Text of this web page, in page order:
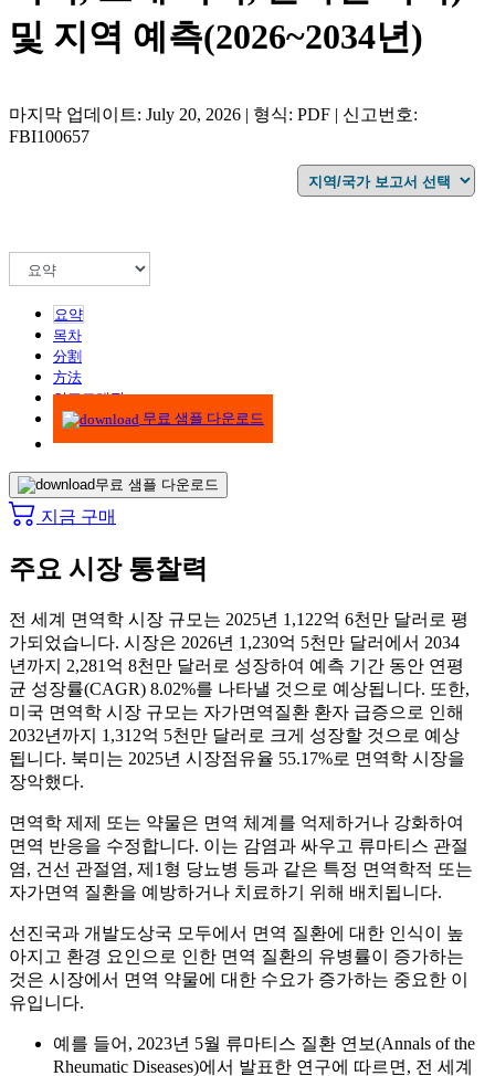
및 지역 예측(2026~2034년)
마지막 업데이트: July 20, 2026 | 형식: PDF | 신고번호:
FBI100657
요약
목차
分割
方法
인포그래픽
무료 샘플 다운로드
무료 샘플 다운로드
지금 구매
주요 시장 통찰력
전 세계 면역학 시장 규모는 2025년 1,122억 6천만 달러로 평
가되었습니다. 시장은 2026년 1,230억 5천만 달러에서 2034
년까지 2,281억 8천만 달러로 성장하여 예측 기간 동안 연평
균 성장률(CAGR) 8.02%를 나타낼 것으로 예상됩니다. 또한,
미국 면역학 시장 규모는 자가면역질환 환자 급증으로 인해
2032년까지 1,312억 5천만 달러로 크게 성장할 것으로 예상
됩니다. 북미는 2025년 시장점유율 55.17%로 면역학 시장을
장악했다.
면역학 제제 또는 약물은 면역 체계를 억제하거나 강화하여
면역 반응을 수정합니다. 이는 감염과 싸우고 류마티스 관절
염, 건선 관절염, 제1형 당뇨병 등과 같은 특정 면역학적 또는
자가면역 질환을 예방하거나 치료하기 위해 배치됩니다.
선진국과 개발도상국 모두에서 면역 질환에 대한 인식이 높
아지고 환경 요인으로 인한 면역 질환의 유병률이 증가하는
것은 시장에서 면역 약물에 대한 수요가 증가하는 중요한 이
유입니다.
예를 들어, 2023년 5월 류마티스 질환 연보(Annals of the
Rheumatic Diseases)에서 발표한 연구에 따르면, 전 세계